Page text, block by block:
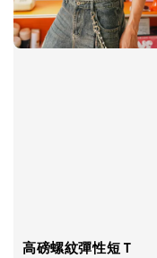
高磅螺紋彈性短Ｔ